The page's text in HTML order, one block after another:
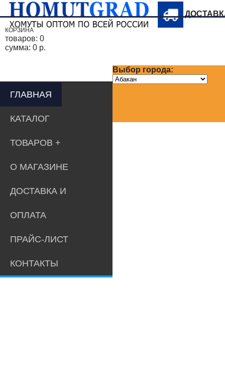
Выбор города:
КОРЗИНА
товаров: 0
сумма: 0 р.
ГЛАВНАЯ
КАТАЛОГ
ТОВАРОВ
О МАГАЗИНЕ
ДОСТАВКА И
ОПЛАТА
ПРАЙС-ЛИСТ
КОНТАКТЫ